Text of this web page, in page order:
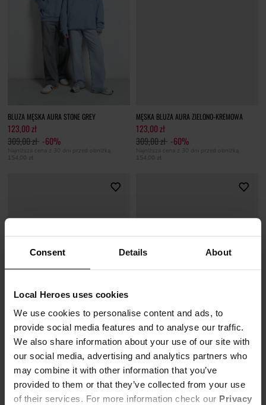
Consent Details About
Local Heroes uses cookies
We use cookies to personalise content and ads, to
provide social media features and to analyse our traffic.
We also share information about your use of our site with
our social media, advertising and analytics partners who
may combine it with other information that you’ve
provided to them or that they’ve collected from your use
of their services. For more information check our Privacy
BLUZA MĘSKA AURA STONE GREY
123,00 zł
309,00 zł -60%
Najniższa cena z 30 dni przed obniżką
154,00 zł
MĘSKA BLUZA AURA ZIELONO-KREMOWA
123,00 zł
309,00 zł -60%
Najniższa cena z 30 dni przed obniżką
154,00 zł
MĘSKA BLUZA AURA NIEBIESKA
123,00 zł
309,00 zł -60%
Najniższa cena z 30 dni przed obniżką
154,00 zł
BLUZA AURA DARK MOCHA
123,00 zł
309,00 zł -60%
Najniższa cena z 30 dni przed obniżką
154,00 zł